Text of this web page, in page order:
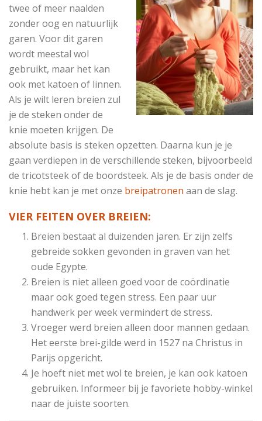
twee of meer naalden
zonder oog en natuurlijk
garen. Voor dit garen
wordt meestal wol
gebruikt, maar het kan
ook met katoen of linnen.
Als je wilt leren breien zul
je de steken onder de
knie moeten krijgen. De
absolute basis is steken opzetten. Daarna kun je je
gaan verdiepen in de verschillende steken, bijvoorbeeld
de tricotsteek of de boordsteek. Als je de basis onder de
knie hebt kan je met onze breipatronen aan de slag.
VIER FEITEN OVER BREIEN:
Breien bestaat al duizenden jaren. Er zijn zelfs
gebreide sokken gevonden in graven van het
oude Egypte.
Breien is niet alleen goed voor de coördinatie
maar ook goed tegen stress. Een paar uur
handwerk per week vermindert de stress.
Vroeger werd breien alleen door mannen gedaan.
Het eerste brei-gilde werd in 1527 na Christus in
Parijs opgericht.
Je hoeft niet met wol te breien, je kan ook katoen
gebruiken. Informeer bij je favoriete hobby-winkel
naar de juiste soorten.